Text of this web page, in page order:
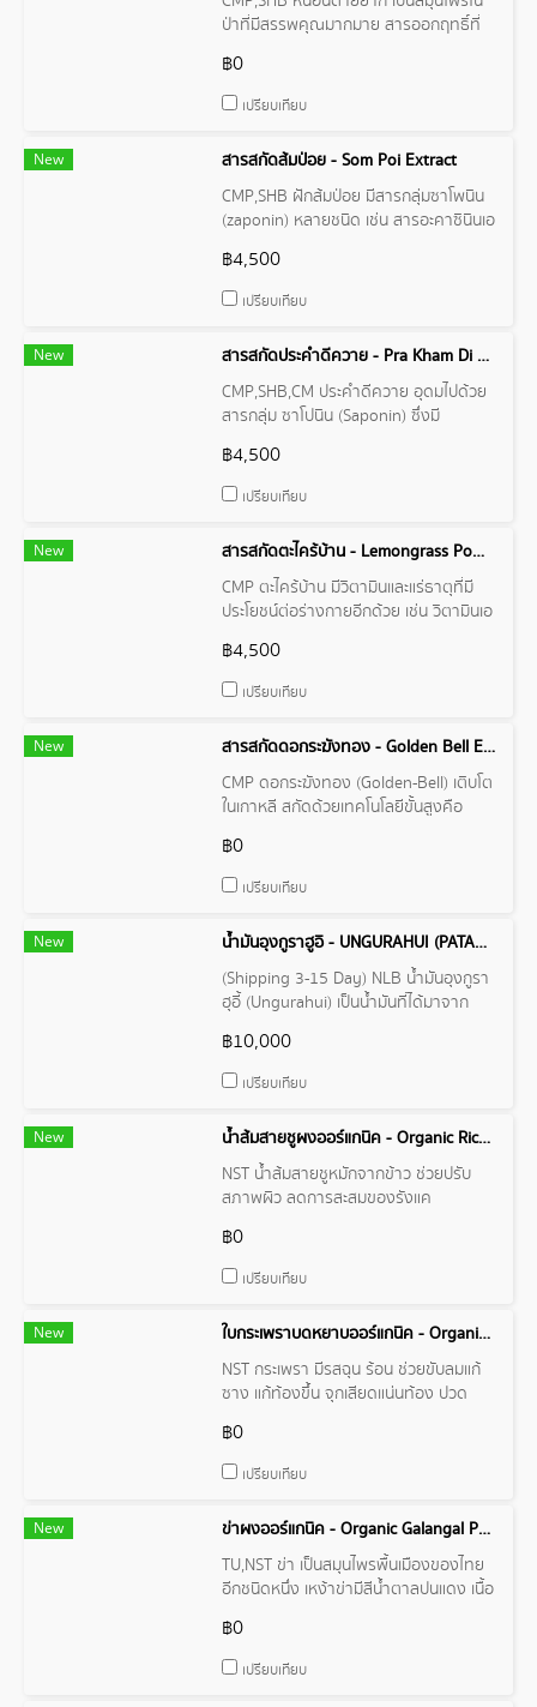
ป่าที่มีสรรพคุณมากมาย สารออกฤทธิ์ที่
Stemofoline และ 16 17 –didehydro-16
(e)- Stemofoline
฿0
เปรียบเทียบ
New
สารสกัดส้มป่อย - Som Poi Extract
CMP,SHB ฝักส้มป่อย มีสารกลุ่มซาโพนิน
(zaponin) หลายชนิด เช่น สารอะคาซินินเอ
(acacinin B) รวมกันแล้วสูงถึงร้อยละ 20
สารเหล่านี้เป็นแชมพูธรรมชาติที่เป็นกรด
฿4,500
เปรียบเทียบ
New
สารสกัดประคำดีควาย - Pra Kham Di Kwai Extract / Soap Berry
CMP,SHB,CM ประคำดีควาย อุดมไปด้วย
สารกลุ่ม ซาโปนิน (Saponin) ซึ่งมี
ดี มีสรรพคุณในการทำความสะอาดผิว
฿4,500
เปรียบเทียบ
New
สารสกัดตะไคร้บ้าน - Lemongrass Powder
CMP ตะไคร้บ้าน มีวิตามินและแร่ธาตุที่มี
ประโยชน์ต่อร่างกายอีกด้วย เช่น วิตามินเอ
฿4,500
เปรียบเทียบ
New
สารสกัดดอกระฆังทอง - Golden Bell Extract
CMP ดอกระฆังทอง (Golden-Bell) เติบโต
ในเกาหลี สกัดด้วยเทคโนโลยีขั้นสูงคือ
ยิ่งยวด หรือจุดวิกฤต) มีสารประกอบหลัก
คือ Arctigenin (สารต้านมะเร็ง)
฿0
เปรียบเทียบ
New
น้ำมันอุงกูราฮูอิ - UNGURAHUI (PATAUA/SEJE) OIL
(Shipping 3-15 Day) NLB น้ำมันอุงกูรา
ฮุอี้ (Ungurahui) เป็นน้ำมันที่ได้มาจาก
น้ำมันชนิดนี้มีคุณสมบัติที่ดีต่อผิวหนัง เช่น
ช่วยให้ผิวหนังชุ่มชื่นและมีความยืดหยุ่น มัก
ผลิตภัณฑ์เสริมความงามต่าง ๆ ในวงการ
ความงามและสุขภาพผิว
฿10,000
เปรียบเทียบ
New
น้ำส้มสายชูผงออร์แกนิค - Organic Rice Vinegar Powder
NST น้ำส้มสายชูหมักจากข้าว ช่วยปรับ
สภาพผิว ลดการสะสมของรังแค
฿0
เปรียบเทียบ
New
ใบกระเพราบดหยาบออร์แกนิค - Organic Holy Basil Flake
NST กระเพรา มีรสฉุน ร้อน ช่วยขับลมแก้
ซาง แก้ท้องขึ้น จุกเสียดแน่นท้อง ปวด
ธาตุ
฿0
เปรียบเทียบ
New
ข่าผงออร์แกนิค - Organic Galangal Powder
TU,NST ข่า เป็นสมุนไพรพื้นเมืองของไทย
อีกชนิดหนึ่ง เหง้าข่ามีสีน้ำตาลปนแดง เนื้อ
มาก
฿0
เปรียบเทียบ